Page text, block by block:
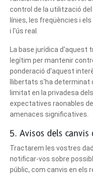
control de la utilització
línies, les freqüències i
i l'ús real.
La base jurídica
legítim per mantenir
ponderació d'aquest
llibertats s'ha
limitat en la privadesa
expectatives raonables
amenaces significatives.
5. Avisos dels canvis
Tractarem les vostres
notificar-vos sobre
públic, com canvis en els